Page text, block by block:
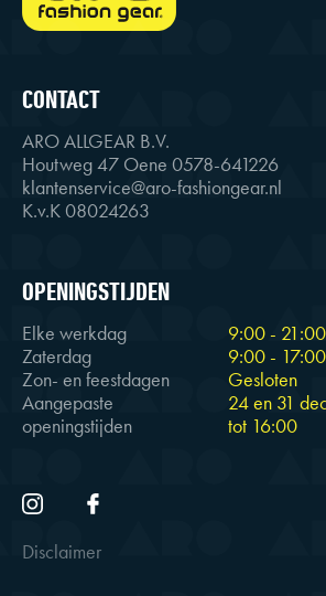
CONTACT
ARO ALLGEAR B.V.
Houtweg 47 Oene 0578-641226
klantenservice@aro-fashiongear.nl
K.v.K 08024263
OPENINGSTIJDEN
Elke werkdag
9:00 - 21:00
Zaterdag
9:00 - 17:00
Zon- en feestdagen
Gesloten
Aangepaste
openingstijden
24 en 31
tot 16:00
Disclaimer